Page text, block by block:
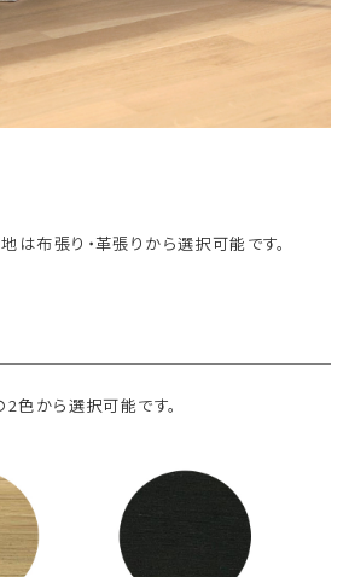
は布張り・革張りから選択可能です。
2色から選択可能です。